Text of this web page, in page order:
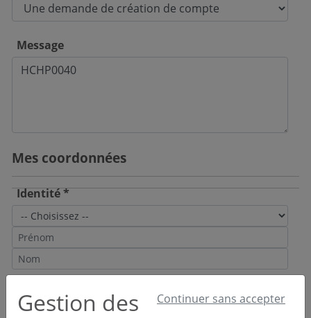
Message
Mes coordonnées
Identité *
Email et téléphone *
Gestion des
Continuer sans accepter